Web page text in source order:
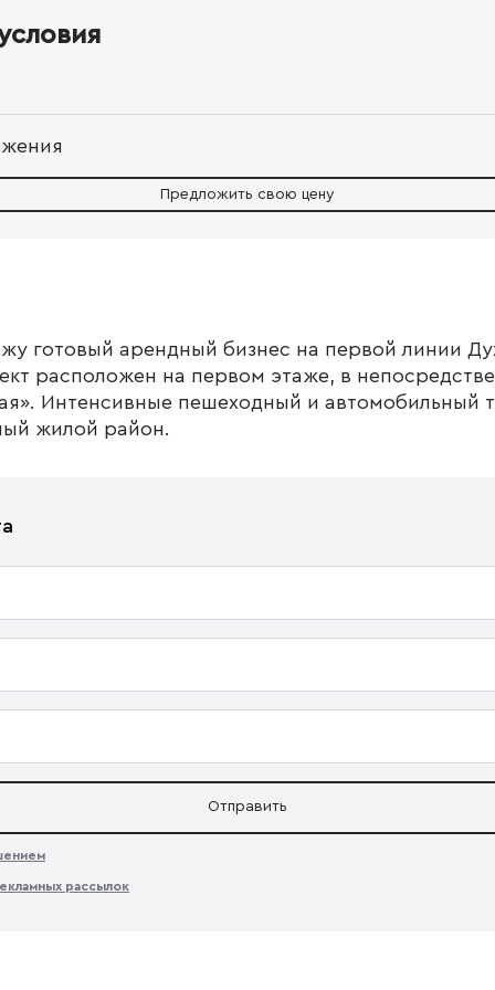
Предложить свою цену
готовый арендный бизнес на первой линии
расположен на первом этаже, в
Интенсивные пешеходный и автомобильный
жилой район.
Отправить
рассылок